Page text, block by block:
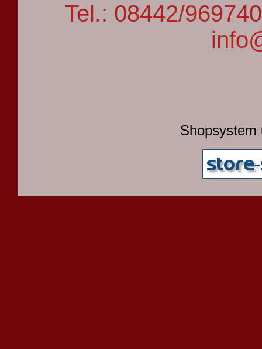
Tel.: 08442/